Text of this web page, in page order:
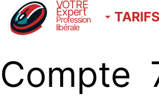
VOTRE
Expert
Profession
libérale
TARIFS
Compte